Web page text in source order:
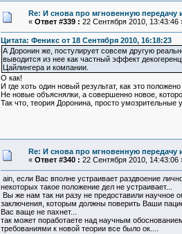
Re: И снова про мгновенную
« Ответ #339 : 22 Сентября 2010, 13:43:46
Цитата: Феникс от 18 Сентября 2010, 16:18:23
А Доронин же, постулирует совсем другую
выводится из нее как частный эффект
Цайлингера и компании.
О как!
И где хоть один новый результат, как это
Не новые объяснялки, а совершенно новое,
Так что, теория Доронина, просто умозрительные
Re: И снова про мгновенную
« Ответ #340 : 22 Сентября 2010, 14:43:06
ain, если Вас вполне устраивает раздвоение
некоторых такое положение дел не устраивает...
Вы же нам так ни разу не предоставили научное
заключения, которым должны поверить Ваши
Вас ваще не пахнет...
так может поработаете над научным
требованиями к новой теории все было ок....